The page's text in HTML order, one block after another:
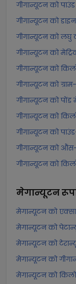
गीगान्यूटन को
गीगान्यूटन को
गीगान्यूटन को
गीगान्यूटन को
गीगान्यूटन को
गीगान्यूटन को
गीगान्यूटन को
गीगान्यूटन को
गीगान्यूटन को
गीगान्यूटन को
गीगान्यूटन को
मेगान्यूटन
मेगान्यूटन को
मेगान्यूटन को
मेगान्यूटन को
मेगान्यूटन को
मेगान्यूटन को